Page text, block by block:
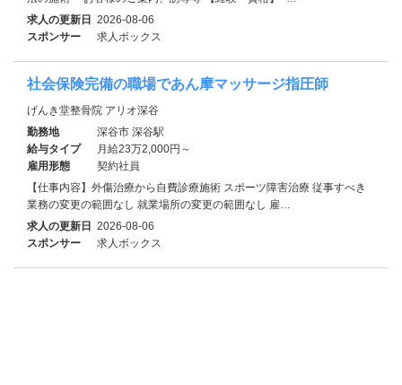
求人の更新日 2026-08-06
スポンサー
求人ボックス
社会保険完備の職場であん摩マッサージ指圧師
げんき堂整骨院 アリオ深谷
勤務地
深谷市 深谷駅
給与タイプ
月給23万2,000円～
雇用形態
契約社員
【仕事内容】外傷治療から自費診療施術 スポーツ障害治療 従事すべき
業務の変更の範囲なし 就業場所の変更の範囲なし 雇…
求人の更新日 2026-08-06
スポンサー
求人ボックス